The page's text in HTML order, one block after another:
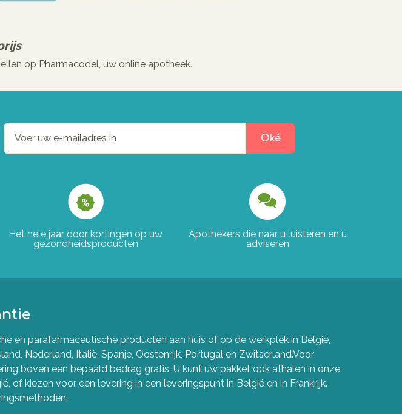
op Pharmacodel, uw online apotheek.
Oké
Het hele jaar door kortingen op uw
gezondheidsproducten
Apothekers die naar u luisteren en u
adviseren
en parafarmaceutische producten aan huis of op de werkplek in België,
Nederland, Italië, Spanje, Oostenrijk, Portugal en Zwitserland.Voor
boven een bepaald bedrag gratis. U kunt uw pakket ook afhalen in onze
of kiezen voor een levering in een leveringspunt in België en in Frankrijk.